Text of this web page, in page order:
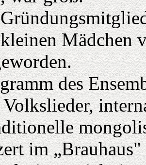
Mädchen
des
Volkslieder,
im